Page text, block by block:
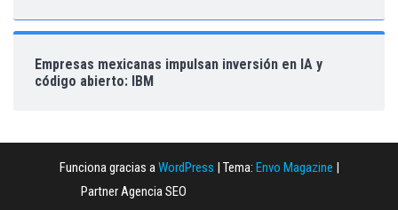
Empresas mexicanas impulsan inversión en IA y
código abierto: IBM
Funciona gracias aWordPress Tema: Envo Magazine
Partner Agencia SEO